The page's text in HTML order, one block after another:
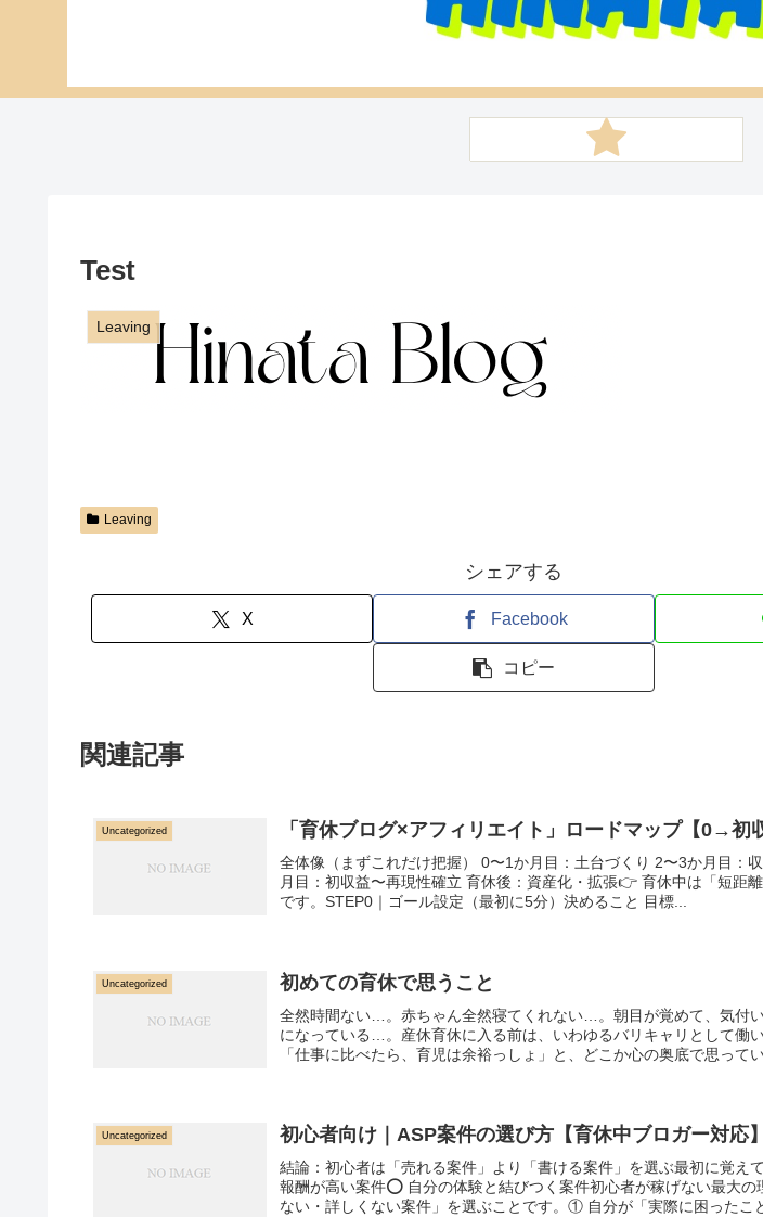
Test
Leaving
Leaving
シェアする
X Facebook
コピー
関連記事
Uncategorized 「育休ブログ×アフィリエイト」ロードマップ【0→初
全体像（まずこれだけ把握） 0〜1か月目：土台づくり 2〜3か月目：
月目：初収益〜再現性確立 育休後：資産化・拡張👉 育休中は「短距
です。STEP0｜ゴール設定（最初に5分）決めること 目標...
Uncategorized 初めての育休で思うこと
全然時間ない…。赤ちゃん全然寝てくれない…。朝目が覚めて、気付い
になっている…。産休育休に入る前は、いわゆるバリキャリとして働
「仕事に比べたら、育児は余裕っしょ」と、どこか心の奥底で思ってい
Uncategorized 初心者向け｜ASP案件の選び方【育休中ブロガー対応】
結論：初心者は「売れる案件」より「書ける案件」を選ぶ最初に覚え
報酬が高い案件⭕ 自分の体験と結びつく案件初心者が稼げない最大の
ない・詳しくない案件」を選ぶことです。① 自分が「実際に困ったこ